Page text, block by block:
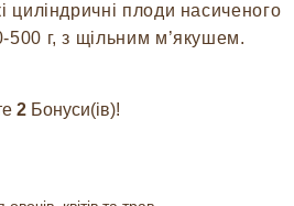
циліндричні плоди насиченого
500 г, з щільним м’якушем.
2Бонуси(ів)!